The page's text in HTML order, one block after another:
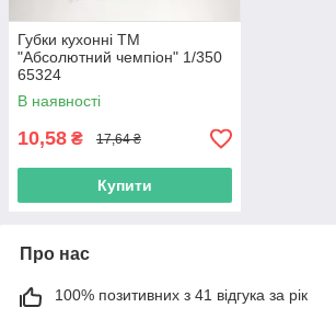
Губки кухонні ТМ
"Абсолютний чемпіон" 1/350
65324
В наявності
10,58 ₴ 17,64 ₴
Купити
Про нас
100% позитивних з 41 відгука за рік